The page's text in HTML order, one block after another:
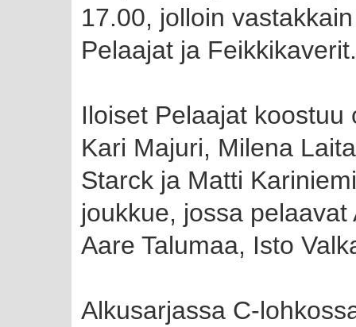
17.00, jolloin
Pelaajat ja Feikkikaverit.
Iloiset Pelaajat
Kari Majuri, Milena
Starck ja Matti
joukkue, jossa
Aare Talumaa, Isto
Alkusarjassa C-